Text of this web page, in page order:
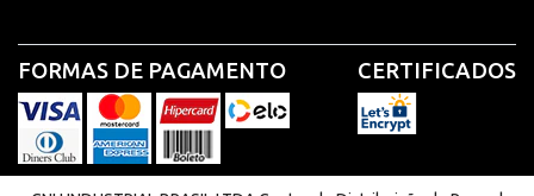
FORMAS DE PAGAMENTO CERTIFICADOS